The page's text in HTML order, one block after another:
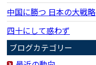
中国に勝つ 日本の大戦略
四十にして惑わず
ブログカテゴリー